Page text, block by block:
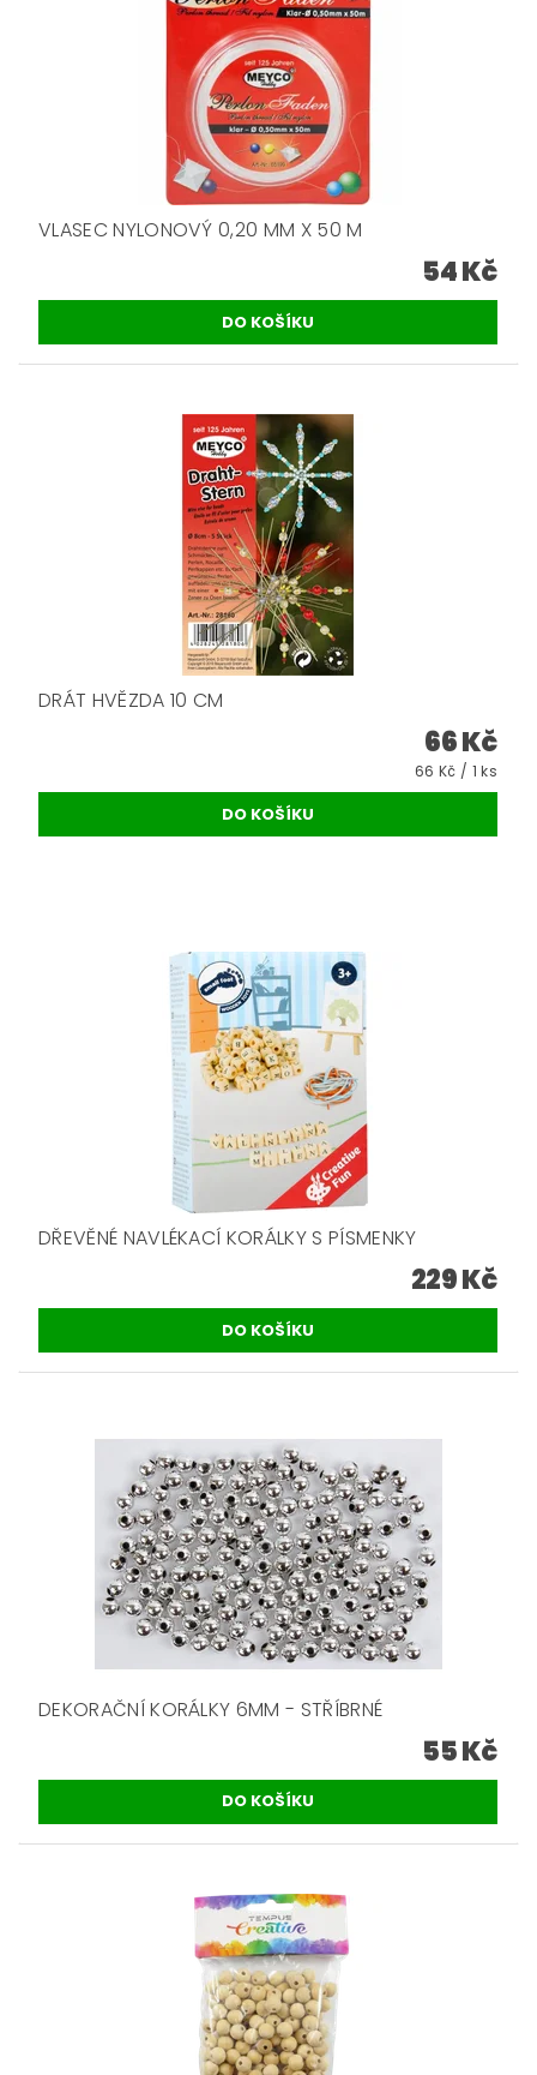
VLASEC NYLONOVÝ 0,20 MM X 50 M
54 Kč
DRÁT HVĚZDA 10 CM
66 Kč
66 Kč / 1 ks
DŘEVĚNÉ NAVLÉKACÍ KORÁLKY S PÍSMENKY
229 Kč
DEKORAČNÍ KORÁLKY 6MM - STŘÍBRNÉ
55 Kč